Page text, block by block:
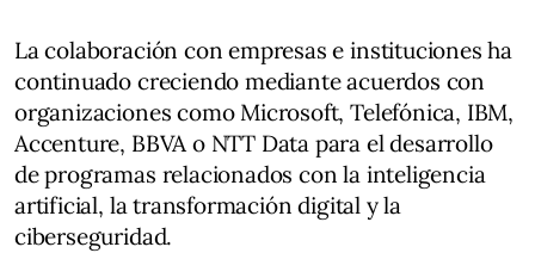
La colaboración con empresas e instituciones ha
continuado creciendo mediante acuerdos con
organizaciones como Microsoft, Telefónica, IBM,
Accenture, BBVA o NTT Data para el desarrollo
de programas relacionados con la inteligencia
artificial, la transformación digital y la
ciberseguridad.